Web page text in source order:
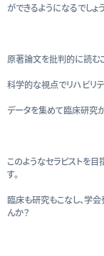
ができるようになるでしょう
原著論文を批判的に読む
科学的な視点でリハビリ
データを集めて臨床研究
このようなセラピストを
す。
臨床も研究もこなし、学
んか？